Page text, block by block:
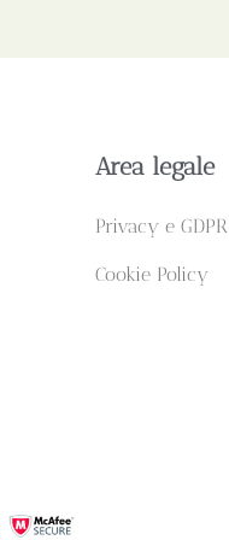
Area legale
Privacy e GDPR
Cookie Policy